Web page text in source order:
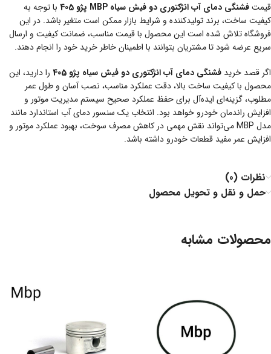
قیمتفشنگی دمای آب انژکتوری دو فیش سیاه MBP پژو 405
با توجه به
کیفیت ساخت، برند تولیدکننده و شرایط بازار ممکن است متغیر باشد. در این
فروشگاه تلاش شده است این محصول با قیمت مناسب، ضمانت کیفیت و ارسال
سریع عرضه شود تا مشتریان بتوانند با اطمینان خاطر خرید خود را انجام دهند.
اگر قصد خرید فشنگی دمای آب انژکتوری دو فیش سیاه پژو 405
را دارید، این
محصول با کیفیت ساخت بالا، دقت عملکرد مناسب، نصب آسان و طول عمر
مطلوب، گزینه‌ای ایده‌آل برای حفظ عملکرد صحیح سیستم مدیریت موتور و
افزایش راندمان خودرو خواهد بود. انتخاب یک سنسور دمای آب استاندارد مانند
مدل MBP می‌تواند نقش مهمی در کاهش مصرف سوخت، بهبود عملکرد موتور و
افزایش عمر مفید قطعات خودرو داشته باشد.
نظرات (0)
حمل و نقل و تحویل محصول
محصولات مشابه